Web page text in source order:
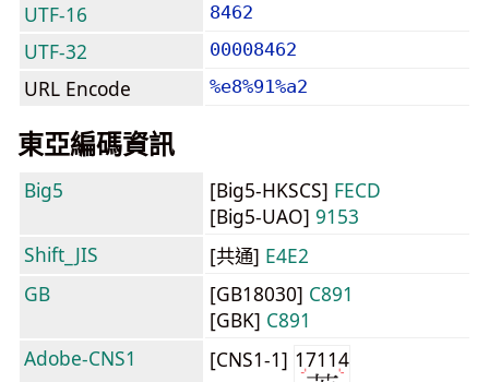
UTF-16 8462
UTF-32 00008462
URL Encode %e8%91%a2
東亞編碼資訊
Big5 [Big5-HKSCS] FECD
[Big5-UAO] 9153
Shift_JIS
[共通] E4E2
GB
[GB18030] C891
[GBK] C891
Adobe-CNS1
[CNS1-1] 17114